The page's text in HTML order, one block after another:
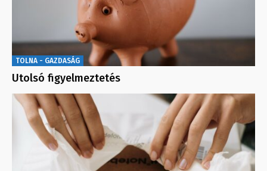
TOLNA - GAZDASÁG
Utolsó figyelmeztetés